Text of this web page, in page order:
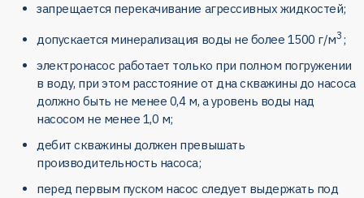
запрещается перекачивание агрессивных жидкостей;
допускается минерализация воды не более 1500 г/м3;
электронасос работает только при полном погружении
в воду, при этом расстояние от дна скважины до насоса
должно быть не менее 0,4 м, а уровень воды над
насосом не менее 1,0 м;
дебит скважины должен превышать
производительность насоса;
перед первым пуском насос следует выдержать под